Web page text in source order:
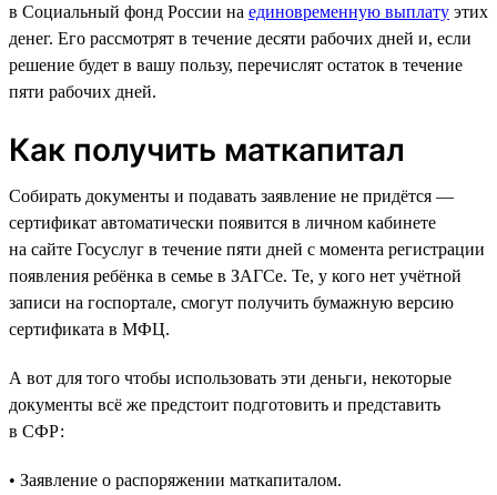
в Социальный фонд России на единовременную выплату этих
денег. Его рассмотрят в течение десяти рабочих дней и, если
решение будет в вашу пользу, перечислят остаток в течение
пяти рабочих дней.
Как получить маткапитал
Собирать документы и подавать заявление не придётся —
сертификат автоматически появится в личном кабинете
на сайте Госуслуг в течение пяти дней с момента регистрации
появления ребёнка в семье в ЗАГСе. Те, у кого нет учётной
записи на госпортале, смогут получить бумажную версию
сертификата в МФЦ.
А вот для того чтобы использовать эти деньги, некоторые
документы всё же предстоит подготовить и представить
в СФР:
• Заявление о распоряжении маткапиталом.